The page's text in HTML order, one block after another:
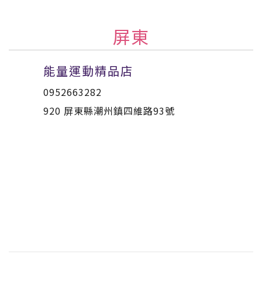
屏東
能量運動精品店
0952663282
920 屏東縣潮州鎮四維路93號